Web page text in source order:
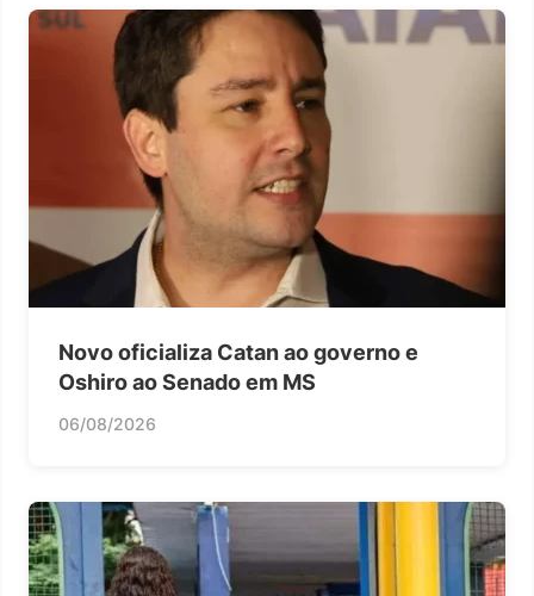
Novo oficializa Catan ao governo e
Oshiro ao Senado em MS
06/08/2026